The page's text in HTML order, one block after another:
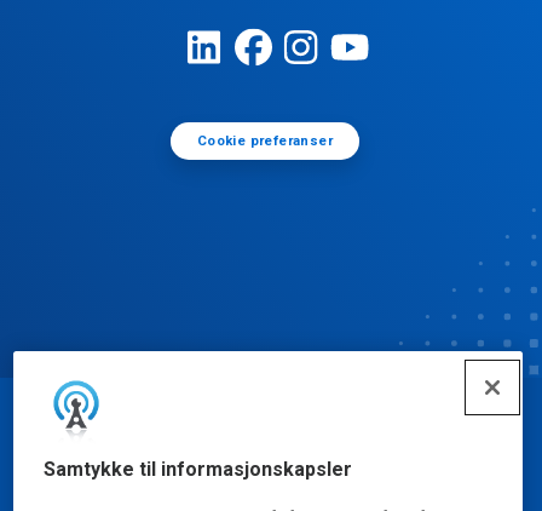
Samtykke til informasjonskapsler
Cookie preferanser